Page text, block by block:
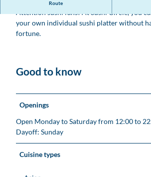
Route
A huge selection of sushi creations!
Attention sushi fans! At Sushi Circle, you
your own individual sushi platter without
fortune.
Good to know
Openings
Open Monday to Saturday from 12:00 to
Dayoff: Sunday
Cuisine types